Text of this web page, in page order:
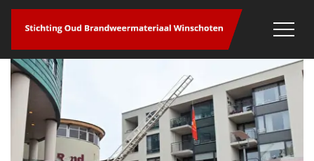
overslaan